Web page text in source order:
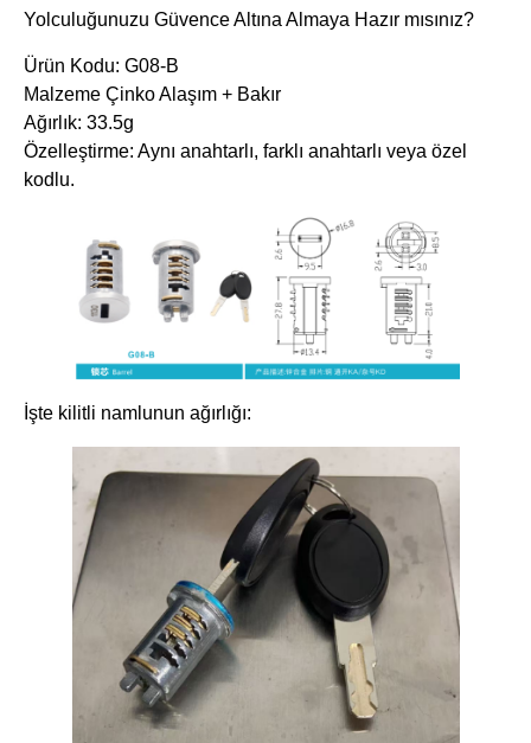
Yolculuğunuzu Güvence Altına Almaya Hazır mısınız?
Ürün Kodu: G08-B
Malzeme Çinko Alaşım + Bakır
Ağırlık: 33.5g
Özelleştirme: Aynı anahtarlı, farklı anahtarlı veya özel
kodlu.
İşte kilitli namlunun ağırlığı: